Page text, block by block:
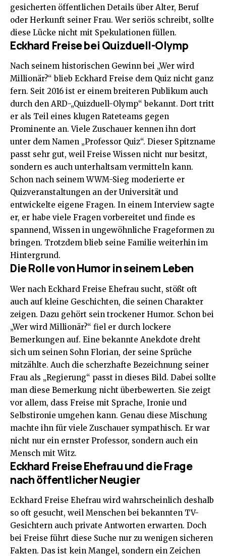
gesicherten öffentlichen Details über Alter, Beruf
oder Herkunft seiner Frau. Wer seriös schreibt, sollte
diese Lücke nicht mit Spekulationen füllen.
Eckhard Freise bei Quizduell-Olymp
Nach seinem historischen Gewinn bei „Wer wird
Millionär?“ blieb Eckhard Freise dem Quiz nicht ganz
fern. Seit 2016 ist er einem breiteren Publikum auch
durch den ARD-„Quizduell-Olymp“ bekannt. Dort tritt
er als Teil eines klugen Rateteams gegen
Prominente an. Viele Zuschauer kennen ihn dort
unter dem Namen „Professor Quiz“. Dieser Spitzname
passt sehr gut, weil Freise Wissen nicht nur besitzt,
sondern es auch unterhaltsam vermitteln kann.
Schon nach seinem WWM-Sieg moderierte er
Quizveranstaltungen an der Universität und
entwickelte eigene Fragen. In einem Interview sagte
er, er habe viele Fragen vorbereitet und finde es
spannend, Wissen in ungewöhnliche Frageformen zu
bringen. Trotzdem blieb seine Familie weiterhin im
Hintergrund.
Die Rolle von Humor in seinem Leben
Wer nach Eckhard Freise Ehefrau sucht, stößt oft
auch auf kleine Geschichten, die seinen Charakter
zeigen. Dazu gehört sein trockener Humor. Schon bei
„Wer wird Millionär?“ fiel er durch lockere
Bemerkungen auf. Eine bekannte Anekdote dreht
sich um seinen Sohn Florian, der seine Sprüche
mitzählte. Auch die scherzhafte Bezeichnung seiner
Frau als „Regierung“ passt in dieses Bild. Dabei sollte
man diese Bemerkung nicht überbewerten. Sie zeigt
vor allem, dass Freise mit Sprache, Ironie und
Selbstironie umgehen kann. Genau diese Mischung
machte ihn für viele Zuschauer sympathisch. Er war
nicht nur ein ernster Professor, sondern auch ein
Mensch mit Witz.
Eckhard Freise Ehefrau und die Frage
nach öffentlicher Neugier
Eckhard Freise Ehefrau wird wahrscheinlich deshalb
so oft gesucht, weil Menschen bei bekannten TV-
Gesichtern auch private Antworten erwarten. Doch
bei Freise führt diese Suche nur zu wenigen sicheren
Fakten. Das ist kein Mangel, sondern ein Zeichen